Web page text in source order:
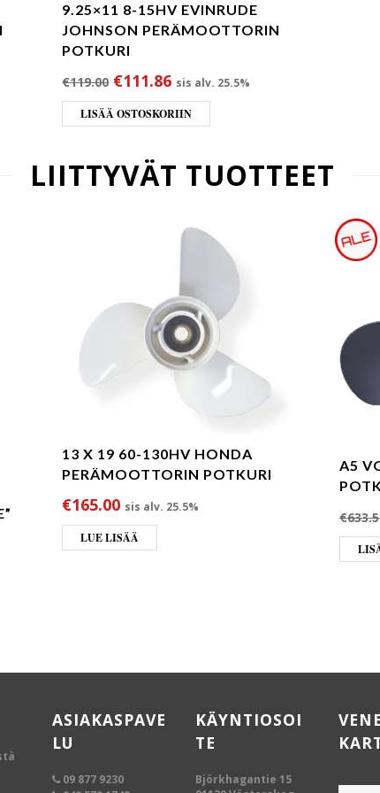
9.25×11 8-15HV EVINRUDE
JOHNSON PERÄMOOTTORIN
POTKURI
€119.00 Alkuperäinen hinta oli: €119.00.
€111.86Nykyinen hinta on:
sis alv. 25.5%
LISÄÄ OSTOSKORIIN
LIITTYVÄT TUOTTEET
€712.00.
on: €676.40.
13 X 19 60-130HV HONDA
PERÄMOOTTORIN POTKURI
€165.00 sis alv. 25.5%
LUE LISÄÄ
A5
€
ASIAKASPAVE
LU
09 877 9230
KÄYNTIOSOI
TE
Björkhagantie 15